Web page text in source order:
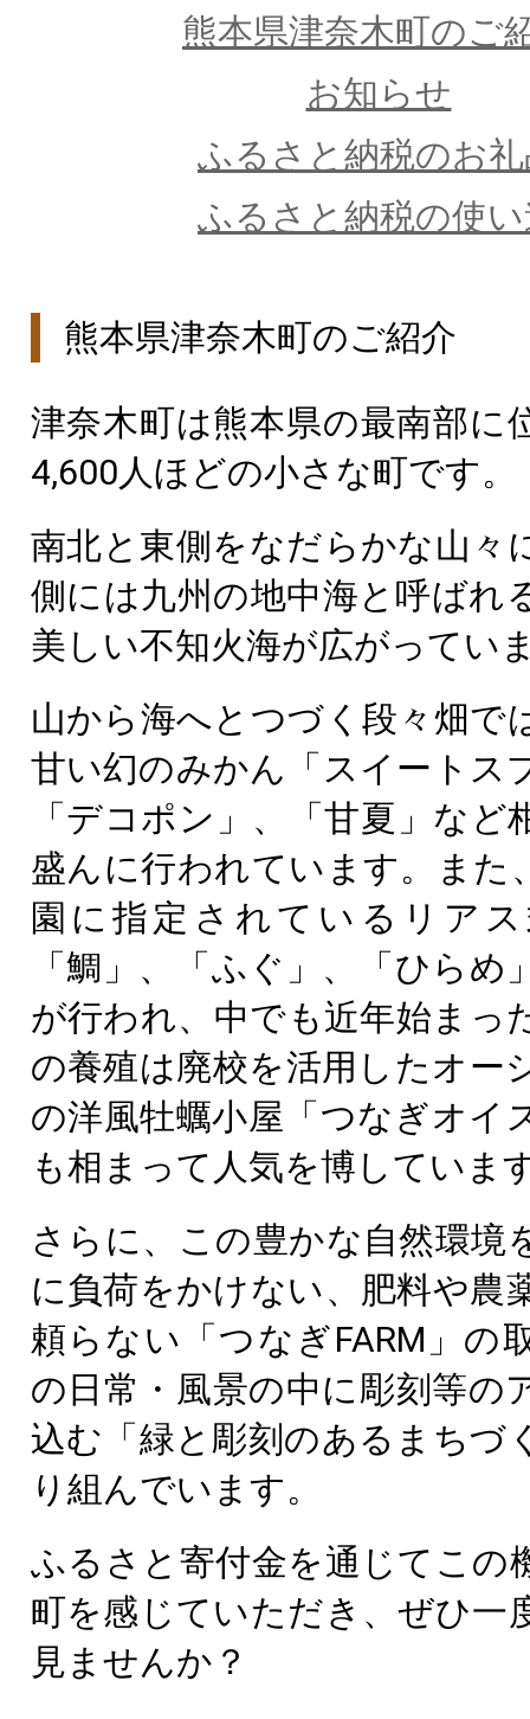
熊本県津奈木町のご
お知らせ
ふるさと納税のお
ふるさと納税の使
熊本県津奈木町のご紹介
津奈木町は熊本県の最南部に
4,600人ほどの小さな町です。
南北と東側をなだらかな山々
側には九州の地中海と呼ばれ
美しい不知火海が広がってい
山から海へとつづく段々畑で
甘い幻のみかん「スイートス
「デコポン」、「甘夏」など
盛んに行われています。また
園に指定されているリア
「鯛」、「ふぐ」、「ひらめ
が行われ、中でも近年始まっ
の養殖は廃校を活用したオー
の洋風牡蠣小屋「つなぎオイ
も相まって人気を博していま
さらに、この豊かな自然環境
に負荷をかけない、肥料や農
頼らない「つなぎFARM」の
の日常・風景の中に彫刻等の
込む「緑と彫刻のあるまちづ
り組んでいます。
ふるさと寄付金を通じてこの
町を感じていただき、ぜひ一
見ませんか？